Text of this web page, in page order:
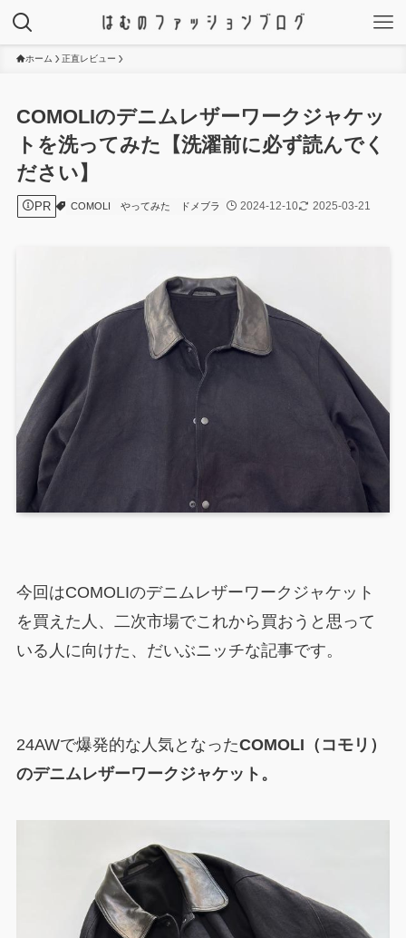
ホーム 正直レビュー
COMOLIのデニムレザーワークジャケッ
トを洗ってみた【洗濯前に必ず読んでく
ださい】
PR COMOLI やってみた ドメブラ 2024-12-10 2025-03-21
今回はCOMOLIのデニムレザーワークジャケット
を買えた人、二次市場でこれから買おうと思って
いる人に向けた、だいぶニッチな記事です。
24AWで爆発的な人気となったCOMOLI（コモリ）
のデニムレザーワークジャケット。